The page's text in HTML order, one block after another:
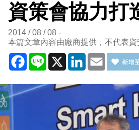
資策會協力打
2014 / 08 / 08
本篇文章內容由廠商提供，不代表
Facebook
Line X LinkedIn
Email